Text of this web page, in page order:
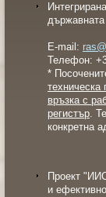
E-mail:
Телефон:
*
връзка с
регистър.
конкретна
Проект
и